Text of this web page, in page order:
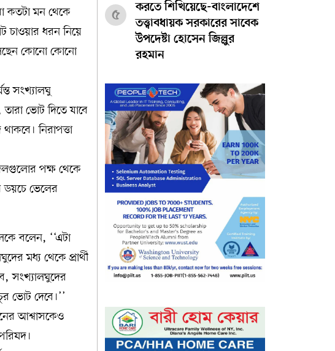
কতটা মন থেকে
চাওয়ার ধরন নিয়ে
কোনো কোনো
সংখ্যালঘু
ভোট দিতে যাবে
নিরাপত্তা
দলগুলোর পক্ষ থেকে
ডয়চে ভেলের
বলেন, ‘‘এটা
মধ্য থেকে প্রার্থী
সংখ্যালঘুদের
ভোট দেবে।’’
আশ্বাসকেও
৫
করতে শিখিয়েছে-বাংলাদেশে
তত্ত্বাবধায়ক সরকারের সাবেক
উপদেষ্টা হোসেন জিল্লুর
রহমান